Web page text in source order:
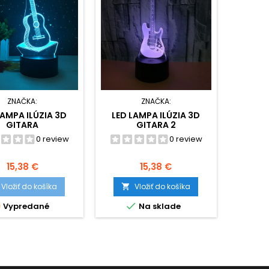
ZNAČKA:
ILÚZIA 3D
GITARA
0 review
Cena
15,38 €
Vložiť do košíka
Vypredané
ZNAČKA:
LED LAMPA ILÚZIA 3D
GITARA 2
0 review
Cena
15,38 €
 Vložiť do košíka
 Na sklade